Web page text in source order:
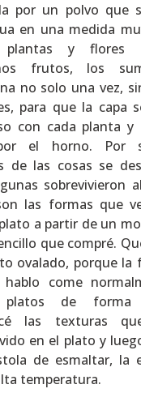
por un polvo que
en una medida
plantas y flores
frutos, los
no solo una vez,
para que la capa
con cada planta y
el horno. Por
de las cosas se
sobrevivieron
las formas que
a partir de un
que compré.
ovalado, porque la
come
de forma
las texturas
en el plato y
de esmaltar, la
temperatura.